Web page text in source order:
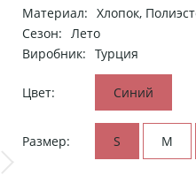
Материал: Хлопок,
Сезон: Лето
Виробник: Турция
Цвет: Синий
Размер: S M